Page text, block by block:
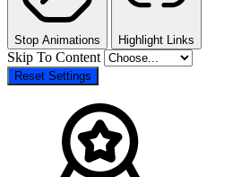
Stop Animations Highlight Links
Skip To Content
Reset Settings